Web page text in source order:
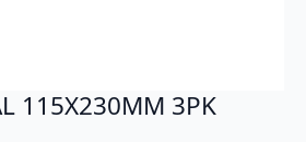
115X230MM 3PK